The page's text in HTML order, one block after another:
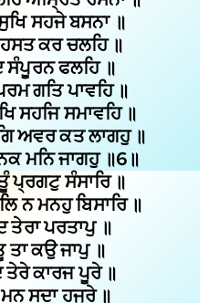
ਸਹਜੇ ਬਸਨਾ ॥
ਹਸਤ ਕਰ ਚਲਹਿ ॥
ਸੰਪੂਰਨ ਫਲਹਿ ॥
ਗਤਿ ਪਾਵਹਿ ॥
ਸਹਜਿ ਸਮਾਵਹਿ ॥
ਅਵਰ ਕਤ ਲਾਗਹੁ ॥
ਮਨਿ ਜਾਗਹੁ ॥6॥
ਪ੍ਰਗਟੁ ਸੰਸਾਰਿ ॥
ਨ ਮਨਹੁ ਬਿਸਾਰਿ ॥
ਤੇਰਾ ਪਰਤਾਪੁ ॥
ਤਾ ਕਉ ਜਾਪੁ ॥
ਤੇਰੇ ਕਾਰਜ ਪੂਰੇ ॥
ਮਨ ਸਦਾ ਹਜੂਰੇ ॥